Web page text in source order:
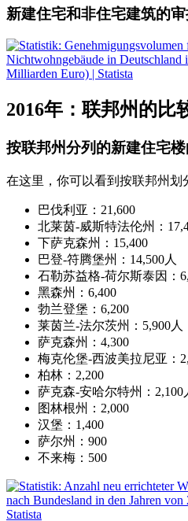
新建住宅和非住宅建筑的
2016年：联邦州的比
按联邦州分列的新建住宅
在这里，你可以看到按联邦州划
巴伐利亚：21,600
北莱茵-威斯特法伦州：
下萨克森州：15,400
巴登-符腾堡州：14,500人
石勒苏益格-荷尔斯泰因：
黑森州：6,400
勃兰登堡：6,200
莱茵兰-法尔茨州：5,900人
萨克森州：4,300
梅克伦堡-西波美拉尼亚：
柏林：2,200
萨克森-安哈尔特州：2,100
图林根州：2,000
汉堡：1,400
萨尔州：900
不来梅：500